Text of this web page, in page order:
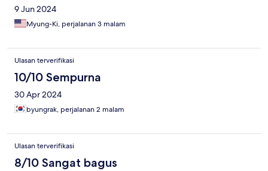
9 Jun 2024
Myung-Ki, perjalanan 3 malam
Ulasan terverifikasi
10/10 Sempurna
30 Apr 2024
byungrak, perjalanan 2 malam
Ulasan terverifikasi
8/10 Sangat bagus